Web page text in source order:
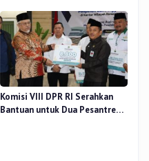
Komisi VIII DPR RI Serahkan
Bantuan untuk Dua Pesantren